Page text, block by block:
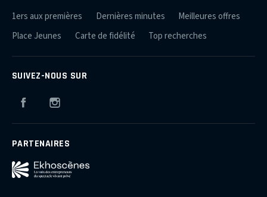
1ers aux premières Dernières minutes
Meilleures offres
Place Jeunes
Carte de fidélité Top recherches
SUIVEZ-NOUS SUR
Facebook
PARTENAIRES